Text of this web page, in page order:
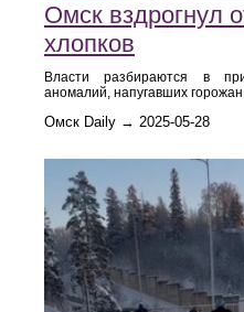
Омск вздрогнул
хлопков
Власти разбираются в
аномалий, напугавших
Омск Daily → 2025-05-28